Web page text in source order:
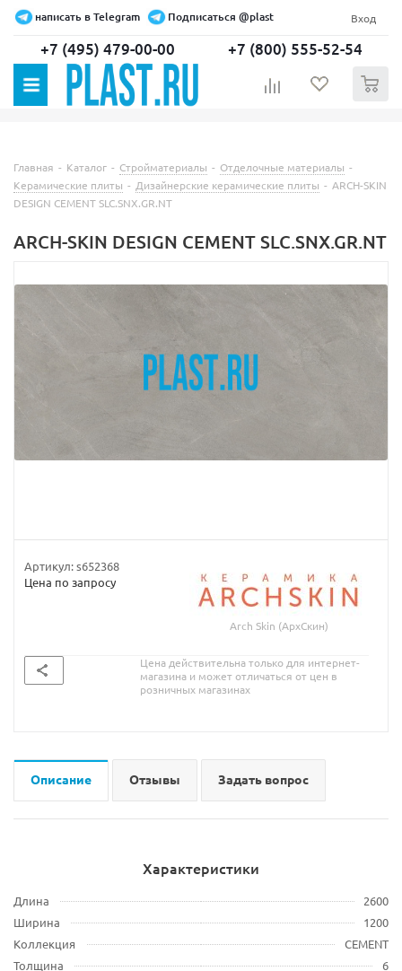
написать в Telegram Подписаться @plast Вход
+7 (495) 479-00-00 +7 (800) 555-52-54
Главная - Каталог - Стройматериалы - Отделочные материалы -
Керамические плиты - Дизайнерские керамические плиты - ARCH-SKIN
DESIGN CEMENT SLC.SNX.GR.NT
ARCH-SKIN DESIGN CEMENT SLC.SNX.GR.NT
Артикул:s652368
Цена по запросу
Arch Skin (АрхСкин)
Цена действительна только для интернет-
магазина и может отличаться от цен в
розничных магазинах
Описание Отзывы Задать вопрос
Характеристики
Длина
2600
Ширина
1200
Коллекция
CEMENT
Толщина
6